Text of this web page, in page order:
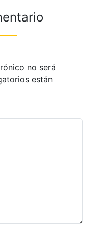
no será
están